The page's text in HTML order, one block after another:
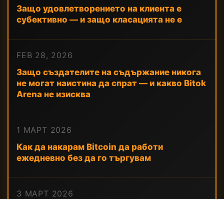
Защо удовлетворението на клиента е
субективно — и защо класацията не е
FEB 28, 2026
Защо създателите на съдържание никога
не могат наистина да спрат — и какво Bitok
Arena не изисква
1 МАРТ 2026
Как да накарам Bitcoin да работи
ежедневно без да го търгувам
3 МАРТ 2026